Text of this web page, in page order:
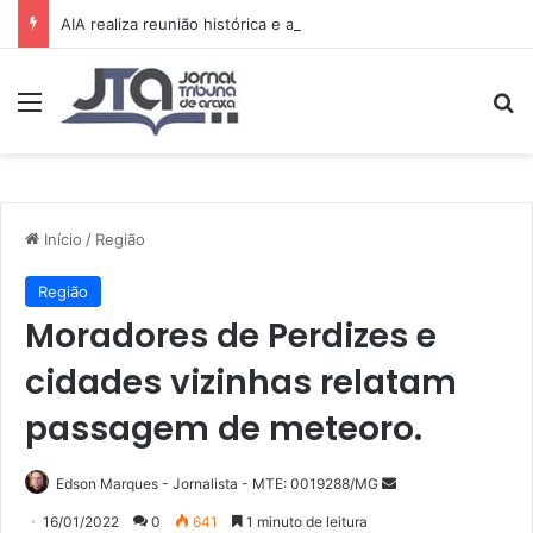
Menu
Início / Região
Região
Moradores de Perdizes e
cidades vizinhas relatam
passagem de meteoro.
Edson Marques - Jornalista - MTE: 0019288/MG
Mande
16/01/2022 0 641 1 minuto de leitura